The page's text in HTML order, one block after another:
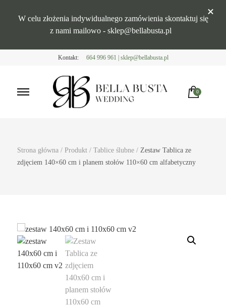
W celu złożenia indywidualnego zamówienia skontaktuj się
z nami mailowo - sklep@bellabusta.pl
Kontakt: 664 996 961 | sklep@bellabusta.pl
0
Strona główna / Produkt / Tablice ślubne / Zestaw Tablica ze
zdjęciem 140×60 cm i planem stołów 110×60 cm alfabetyczny